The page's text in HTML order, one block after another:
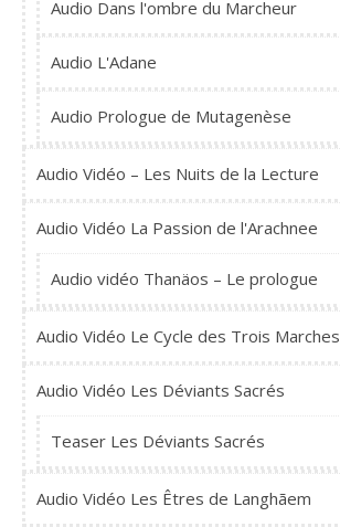
Audio Dans l'ombre du Marcheur
Audio L'Adane
Audio Prologue de Mutagenèse
Audio Vidéo – Les Nuits de la Lecture
Audio Vidéo La Passion de l'Arachnee
Audio vidéo Thanäos – Le prologue
Audio Vidéo Le Cycle des Trois Marches
Audio Vidéo Les Déviants Sacrés
Teaser Les Déviants Sacrés
Audio Vidéo Les Êtres de Langhãem